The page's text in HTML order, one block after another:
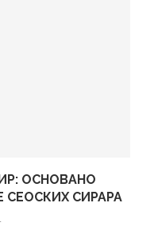
ОСНОВАНО
СИРАРА